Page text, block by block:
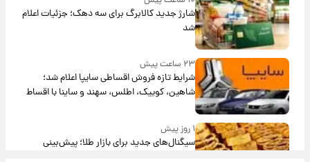
شارژ جدید کالابرگ برای سه دهک؛ جزئیات اعلام
شد
۲۳ ساعت پیش
شرایط تازه فروش اقساطی سایپا اعلام شد؛
شاهین، کوییک، اطلس، سهند و ساینا با اقساط
بلندمدت + جدول
۱ روز پیش
سیگنال‌های جدید برای بازار طلا؛ پیش‌بینی